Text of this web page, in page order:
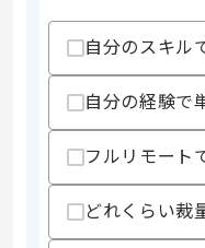
自分のスキル
自分の経験で
フルリモート
どれくらい裁